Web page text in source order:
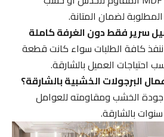
لضمان المتانة.
فقط دون الغرفة كاملة
كافة الطلبات سواء كانت قطعة
العميل بالشارقة.
الخشبية بالشارقة؟
الخشب ومقاومته للعوامل